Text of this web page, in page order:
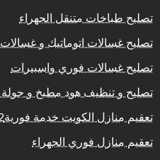
تصليح طباخات متنقل الجهراء
تصليح غسالات اتوماتيك و
تصليح غسالات فوري واسبيرات
تصليح و تنظيف هود مطبخ و
تعقيم منازل الكويت خدمة فورية65781212
تعقيم منازل فوري الجهراء